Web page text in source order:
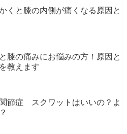
くと膝の内側が痛くなる原因と
膝の痛みにお悩みの方！原因と
教えます
節症 スクワットはいいの？よ